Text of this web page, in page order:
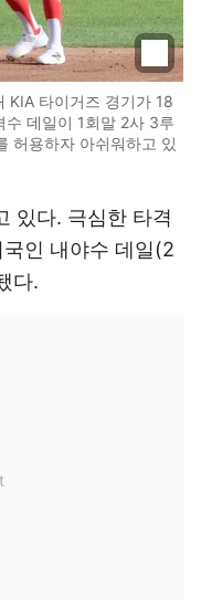
KIA 타이거즈 경기가 18
수 데일이 1회말 2사 3루
허용하자 아쉬워하고 있
있다. 극심한 타격
인 내야수 데일(2
다.